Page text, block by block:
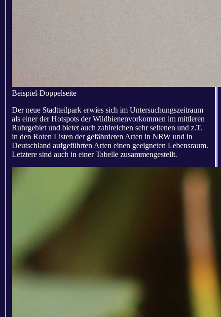
Beispiel-Doppelseite
Der neue Stadtteilpark erwies sich im Untersuchungszeitraum
als einer der Hotspots der Wildbienenvorkommen im mittleren
Ruhrgebiet und bietet auch zahlreichen sehr seltenen und z.T.
in den Roten Listen der gefährdeten Arten in NRW und in
Deutschland aufgeführten Arten einen geeigneten Lebensraum.
Letztere sind auch in einer Tabelle zusammengestellt.